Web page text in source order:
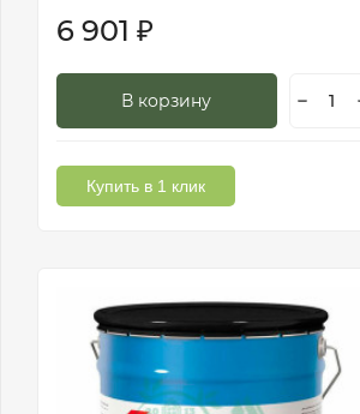
6 901 ₽
В корзину
Купить в 1 клик